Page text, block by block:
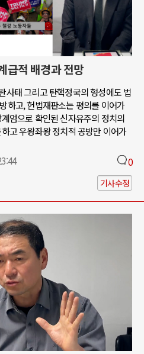
급적 배경과 전망
사태 그리고 탄핵정국의 형성에도 법
하고, 헌법재판소는 평의를 이어가
엄으로 확인된 신자유주의 정치의
고 우왕좌왕 정치적 공방만 이어가
0
기사수정